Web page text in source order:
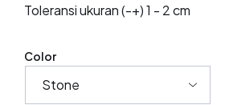
Toleransi ukuran (-+) 1 - 2 cm
Color